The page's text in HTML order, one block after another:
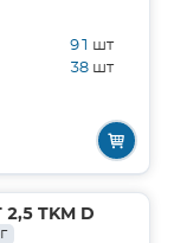
91 шт
38 шт
TKM D